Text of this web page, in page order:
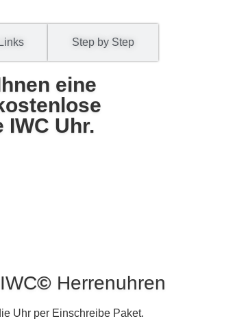
Step by Step
eine
Uhr.
IWC© Herrenuhren
Uhr per Einschreibe Paket.